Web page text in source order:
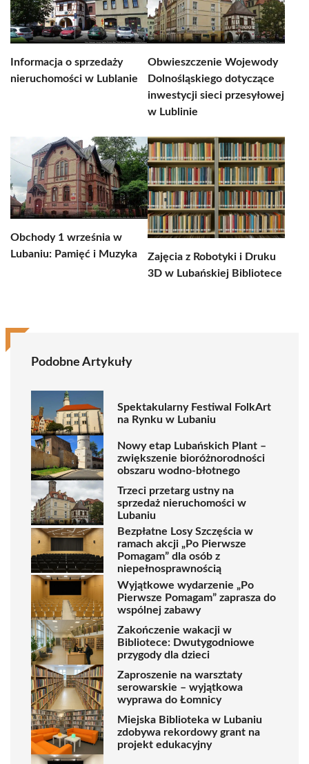
Informacja o sprzedaży
nieruchomości w Lublanie
Obwieszczenie Wojewody
Dolnośląskiego dotyczące
inwestycji sieci przesyłowej
w Lublinie
Obchody 1 września w
Lubaniu: Pamięć i Muzyka
Zajęcia z Robotyki i Druku
3D w Lubańskiej Bibliotece
Podobne Artykuły
Spektakularny Festiwal FolkArt
na Rynku w Lubaniu
Nowy etap Lubańskich Plant –
zwiększenie bioróżnorodności
obszaru wodno-błotnego
Trzeci przetarg ustny na
sprzedaż nieruchomości w
Lubaniu
Bezpłatne Losy Szczęścia w
ramach akcji „Po Pierwsze
Pomagam” dla osób z
niepełnosprawnością
Wyjątkowe wydarzenie „Po
Pierwsze Pomagam” zaprasza do
wspólnej zabawy
Zakończenie wakacji w
Bibliotece: Dwutygodniowe
przygody dla dzieci
Zaproszenie na warsztaty
serowarskie – wyjątkowa
wyprawa do Łomnicy
Miejska Biblioteka w Lubaniu
zdobywa rekordowy grant na
projekt edukacyjny